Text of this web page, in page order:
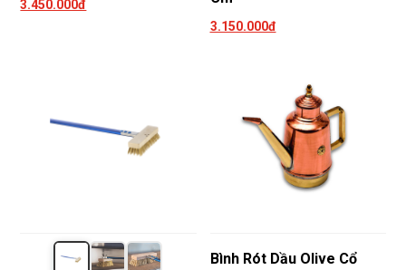
3.450.000đ
3.150.000đ
Bình Rót Dầu Olive Cổ